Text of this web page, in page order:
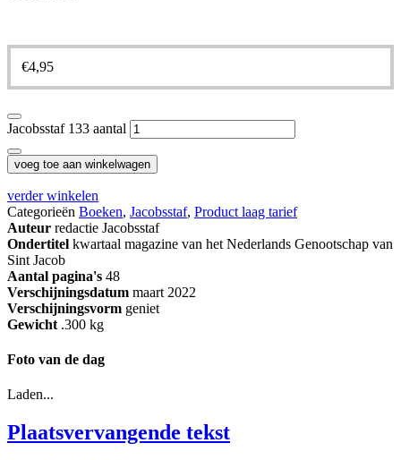
€4,95
Jacobsstaf 133 aantal
voeg toe aan winkelwagen
verder winkelen
Categorieën Boeken, Jacobsstaf, Product laag tarief
Auteur redactie Jacobsstaf
Ondertitel kwartaal magazine van het Nederlands Genootschap van
Sint Jacob
Aantal pagina's 48
Verschijningsdatum maart 2022
Verschijningsvorm geniet
Gewicht .300 kg
Foto van de dag
Laden...
Plaatsvervangende tekst